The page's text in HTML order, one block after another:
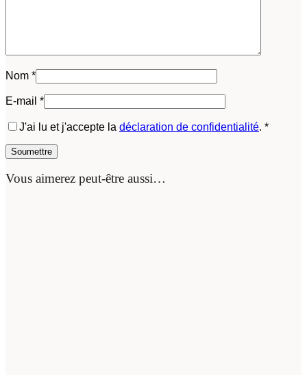
Nom *
E-mail *
J'ai lu et j'accepte la déclaration de confidentialité. *
Vous aimerez peut-être aussi…